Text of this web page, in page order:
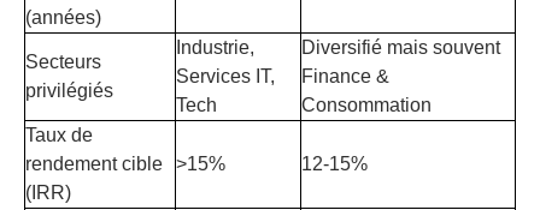
(années)
Secteurs
privilégiés
Industrie,
Services IT,
Tech
Diversifié mais souvent
Finance &
Consommation
Taux de
rendement cible
(IRR)
>15% 12-15%